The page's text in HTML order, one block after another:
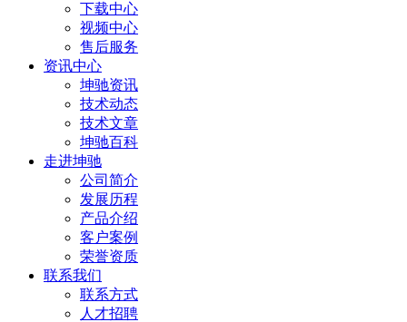
下载中心
视频中心
售后服务
资讯中心
坤驰资讯
技术动态
技术文章
坤驰百科
走进坤驰
公司简介
发展历程
产品介绍
客户案例
荣誉资质
联系我们
联系方式
人才招聘